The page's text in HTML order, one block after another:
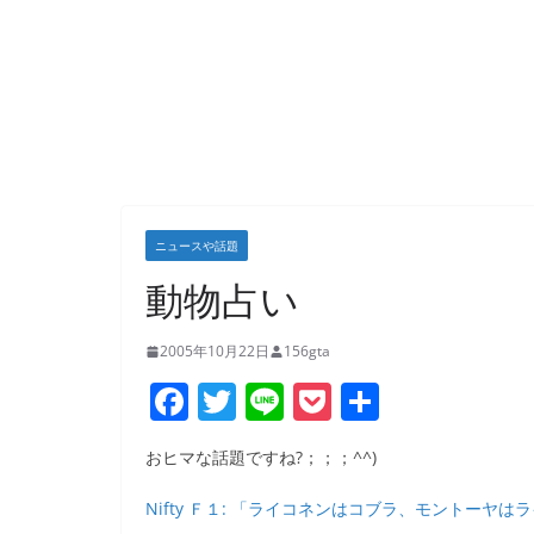
ニュースや話題
動物占い
2005年10月22日 156gta
F
a
c
e
T
w
itt
er
Li
n
e
P
ck
et
おヒマな話題ですね?；；；^^)
Nifty Ｆ１: 「ライコネンはコブラ、モントーヤはラ